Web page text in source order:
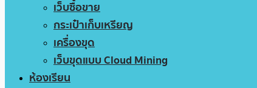
เว็บซื้อขาย
กระเป๋าเก็บเหรียญ
เครื่องขุด
เว็บขุดแบบ Cloud Mining
ห้องเรียน